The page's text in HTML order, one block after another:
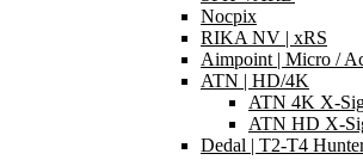
Nocpix
RIKA NV | xRS
Aimpoint | Micro /
ATN | HD/4K
ATN 4K X-
ATN HD X-
Dedal | T2-T4